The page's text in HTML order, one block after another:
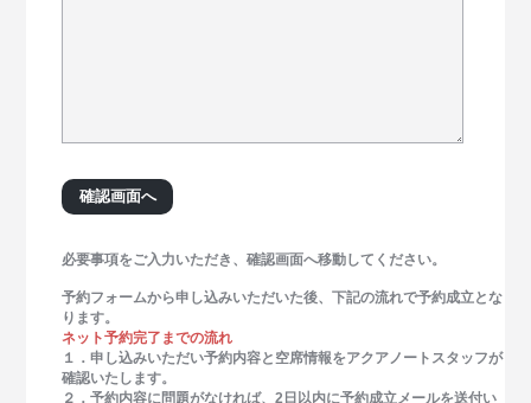
必要事項をご入力いただき、確認画面へ移動してください。
予約フォームから申し込みいただいた後、下記の流れで予約成立とな
ります。
ネット予約完了までの流れ
１．申し込みいただい予約内容と空席情報をアクアノートスタッフが
確認いたします。
２．予約内容に問題がなければ、2日以内に予約成立メールを送付い